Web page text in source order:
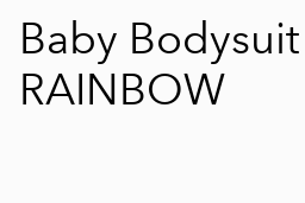
Baby Bodysuit
RAINBOW